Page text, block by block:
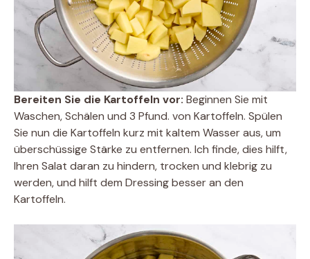
Bereiten Sie die Kartoffeln vor: Beginnen Sie mit
Waschen, Schälen und 3 Pfund. von Kartoffeln. Spülen
Sie nun die Kartoffeln kurz mit kaltem Wasser aus, um
überschüssige Stärke zu entfernen. Ich finde, dies hilft,
Ihren Salat daran zu hindern, trocken und klebrig zu
werden, und hilft dem Dressing besser an den
Kartoffeln.